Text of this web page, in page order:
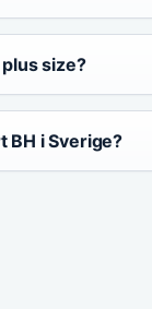
size?
BH i Sverige?